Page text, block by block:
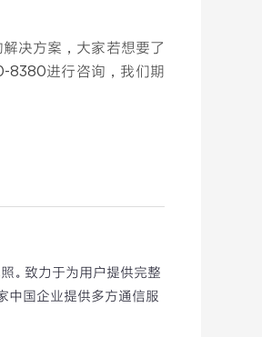
决方案，大家若想要了
8380进行咨询，我们期
。致力于为用户提供完整
中国企业提供多方通信服